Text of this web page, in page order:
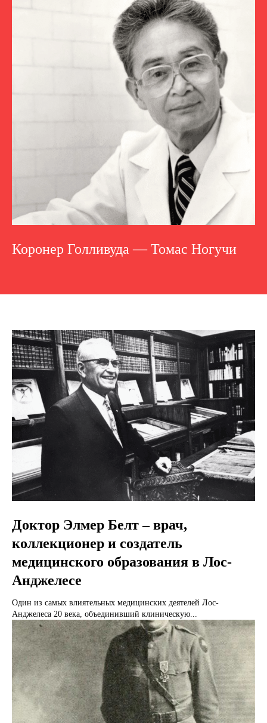
Коронер Голливуда — Томас Ногучи
Доктор Элмер Белт – врач,
коллекционер и создатель
медицинского образования в Лос-
Анджелесе
Один из самых влиятельных медицинских деятелей Лос-
Анджелеса 20 века, объединивший клиническую...